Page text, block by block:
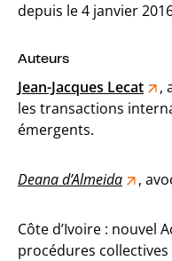
depuis le 4 janvier
Auteurs
Jean-Jacques Lecat
,
les transactions
émergents.
Deana d’Almeida ,
Côte d’Ivoire : nouvel
procédures collectives